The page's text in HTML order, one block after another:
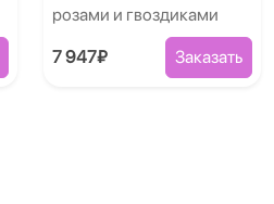
розами и гвоздиками
7 947₽ Заказать